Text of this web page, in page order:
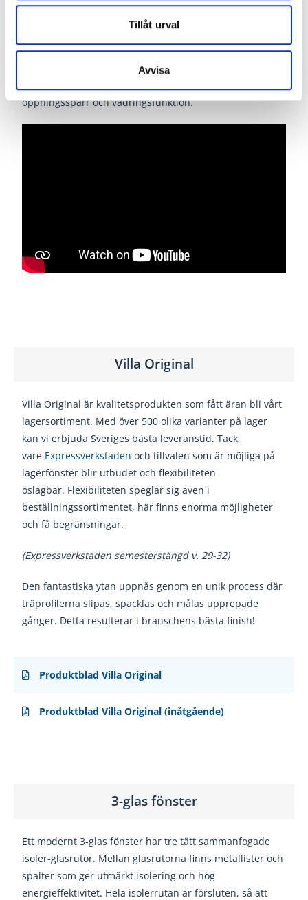
Tillåt urval
Avvisa
Vridfönster
Ett vridfönster är öppningsbart utåt, kan vridas runt 180
grader utanför fasaden. Innebär att båda sidorna kan
öppningsspärr och vädringsfunktion.
Villa Original
Villa Original är kvalitetsprodukten som fått äran bli vårt
lagersortiment. Med över 500 olika varianter på lager
kan vi erbjuda Sveriges bästa leveranstid. Tack
vare Expressverkstaden och tillvalen som är möjliga på
lagerfönster blir utbudet och flexibiliteten
oslagbar. Flexibiliteten speglar sig även i
beställningssortimentet, här finns enorma möjligheter
och få begränsningar.
(Expressverkstaden semesterstängd v. 29-32)
Den fantastiska ytan uppnås genom en unik process där
träprofilerna slipas, spacklas och målas upprepade
gånger. Detta resulterar i branschens bästa finish!
Produktblad Villa Original
Produktblad Villa Original (inåtgående)
3-glas fönster
Ett modernt 3-glas fönster har tre tätt sammanfogade
isoler-glasrutor. Mellan glasrutorna finns metallister och
spalter som ger utmärkt isolering och hög
energieffektivitet. Hela isolerrutan är försluten, så att